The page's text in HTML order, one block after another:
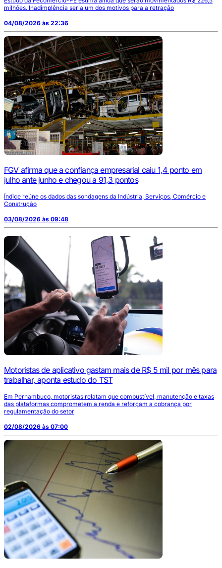
milhões. Inadimplência seria um dos motivos para a retração
04/08/2026 às 22:36
FGV afirma que a confiança empresarial caiu 1,4 ponto em
julho ante junho e chegou a 91,3 pontos
Índice reúne os dados das sondagens da Indústria, Serviços, Comércio e
Construção
03/08/2026 às 09:48
Motoristas de aplicativo gastam mais de R$ 5 mil por mês para
trabalhar, aponta estudo do TST
Em Pernambuco, motoristas relatam que combustível, manutenção e taxas
das plataformas comprometem a renda e reforçam a cobrança por
regulamentação do setor
02/08/2026 às 07:00